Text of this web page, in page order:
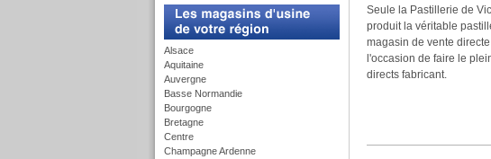
Alsace
Aquitaine
Auvergne
Basse Normandie
Bourgogne
Bretagne
Centre
Champagne Ardenne
Seule la Pastillerie de
produit la véritable
magasin de vente
l'occasion de faire le
directs fabricant.